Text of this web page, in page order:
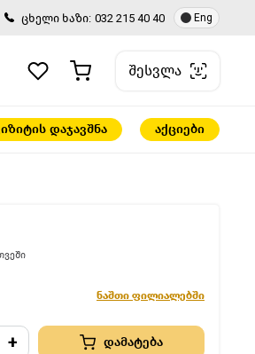
ცხელი ხაზი: 032 215 40 40 Eng
შესვლა
დაჯავშნა აქციები
ნაშთი ფილიალებში
+ დამატება